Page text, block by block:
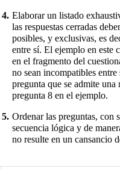
Elaborar un listado
las respuestas cerradas
posibles, y exclusivas, es
entre sí. El ejemplo en este
en el fragmento del
no sean incompatibles
pregunta que se admite una
pregunta 8 en el ejemplo.
Ordenar las preguntas, con
secuencia lógica y de
no resulte en un cansancio